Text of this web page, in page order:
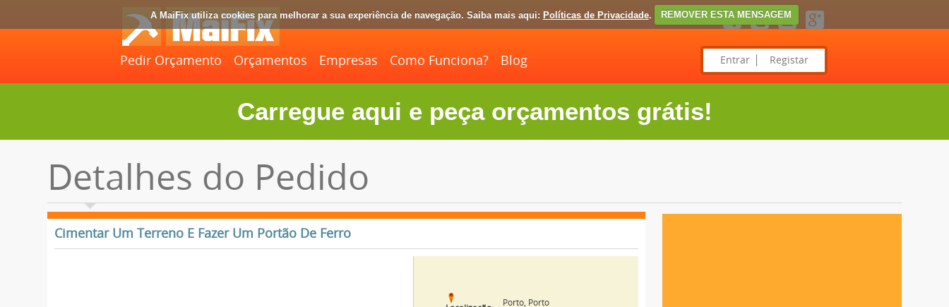
A MaiFix utiliza cookies para melhorar a sua experiência de navegação. Saiba mais aqui: Políticas de Privacidade. REMOVER ESTA MENSAGEM
Pedir Orçamento Orçamentos Empresas Como Funciona? Blog Entrar Registar
Carregue aqui e peça orçamentos grátis!
Detalhes do Pedido
Cimentar Um Terreno E Fazer Um Portão De Ferro
Porto, Porto